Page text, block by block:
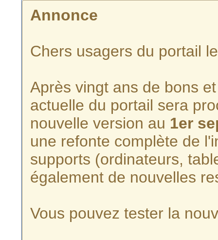
Annonce
Chers usagers du portail
Après vingt ans de bons
actuelle du portail sera
nouvelle version au 1er
une refonte complète de
supports (ordinateurs,
également de nouvelles
Vous pouvez tester la